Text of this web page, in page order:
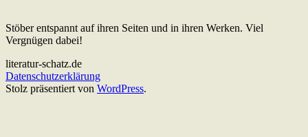
Stöber entspannt auf ihren Seiten und in ihren Werken. Viel
Vergnügen dabei!
literatur-schatz.de
Datenschutzerklärung
Stolz präsentiert von WordPress.